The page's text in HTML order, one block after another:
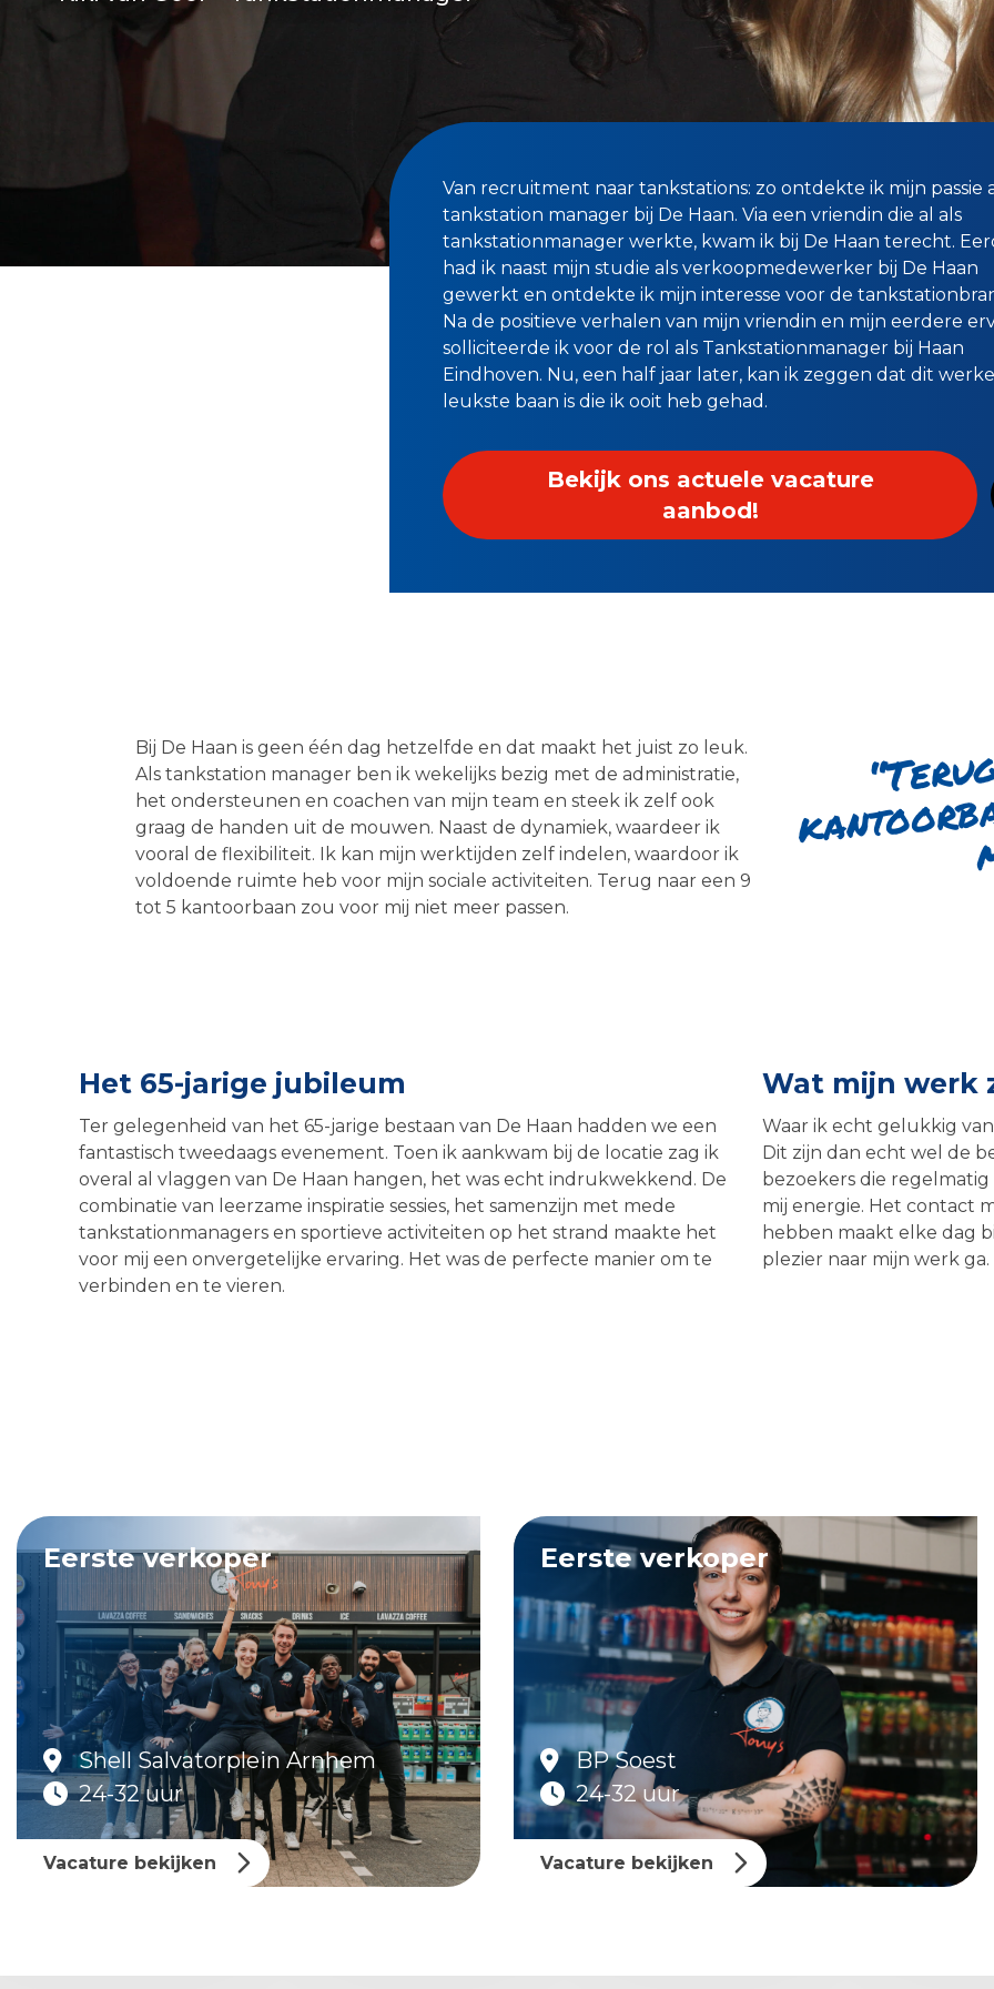
Van recruitment naar tankstations: zo ontdekte ik mijn passie
tankstation manager bij De Haan. Via een vriendin die al als
tankstationmanager werkte, kwam ik bij De Haan terecht.
had ik naast mijn studie als verkoopmedewerker bij De Haan
gewerkt en ontdekte ik mijn interesse voor de
Na de positieve verhalen van mijn vriendin en mijn eerdere
solliciteerde ik voor de rol als Tankstationmanager bij Haan
Eindhoven. Nu, een half jaar later, kan ik zeggen dat dit
leukste baan is die ik ooit heb gehad.
Bekijk ons actuele vacature
aanbod!
g
Bij De Haan is geen één dag hetzelfde en dat maakt het juist zo leuk.
Als tankstation manager ben ik wekelijks bezig met de administratie,
het ondersteunen en coachen van mijn team en steek ik zelf ook
graag de handen uit de mouwen. Naast de dynamiek, waardeer ik
vooral de flexibiliteit. Ik kan mijn werktijden zelf indelen, waardoor ik
voldoende ruimte heb voor mijn sociale activiteiten. Terug naar een 9
tot 5 kantoorbaan zou voor mij niet meer passen.
Het 65-jarige jubileum
Ter gelegenheid van het 65-jarige bestaan van De Haan hadden we een
fantastisch tweedaags evenement. Toen ik aankwam bij de locatie zag ik
overal al vlaggen van De Haan hangen, het was echt indrukwekkend. De
combinatie van leerzame inspiratie sessies, het samenzijn met mede
tankstationmanagers en sportieve activiteiten op het strand maakte het
voor mij een onvergetelijke ervaring. Het was de perfecte manier om te
verbinden en te vieren.
Wat mijn werk
Waar ik echt gelukkig
Dit zijn dan echt wel de
bezoekers die
mij energie. Het contact
hebben maakt elke dag
plezier naar mijn werk ga.
Eerste verkoper
Shell Salvatorplein Arnhem
24-32 uur
Vacature bekijken
Eerste verkoper
BP Soest
24-32 uur
Vacature bekijken